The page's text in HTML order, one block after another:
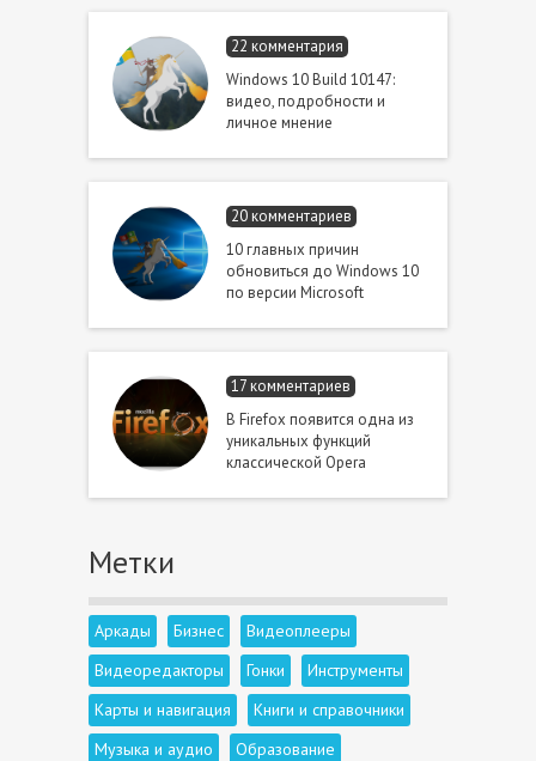
22 комментария
Windows 10 Build 10147:
видео, подробности и
личное мнение
20 комментариев
10 главных причин
обновиться до Windows 10
по версии Microsoft
17 комментариев
В Firefox появится одна из
уникальных функций
классической Opera
Метки
Аркады Бизнес
Видеоплееры
Видеоредакторы
Гонки
Инструменты
Карты и навигация
Книги и справочники
Музыка и аудио
Образование